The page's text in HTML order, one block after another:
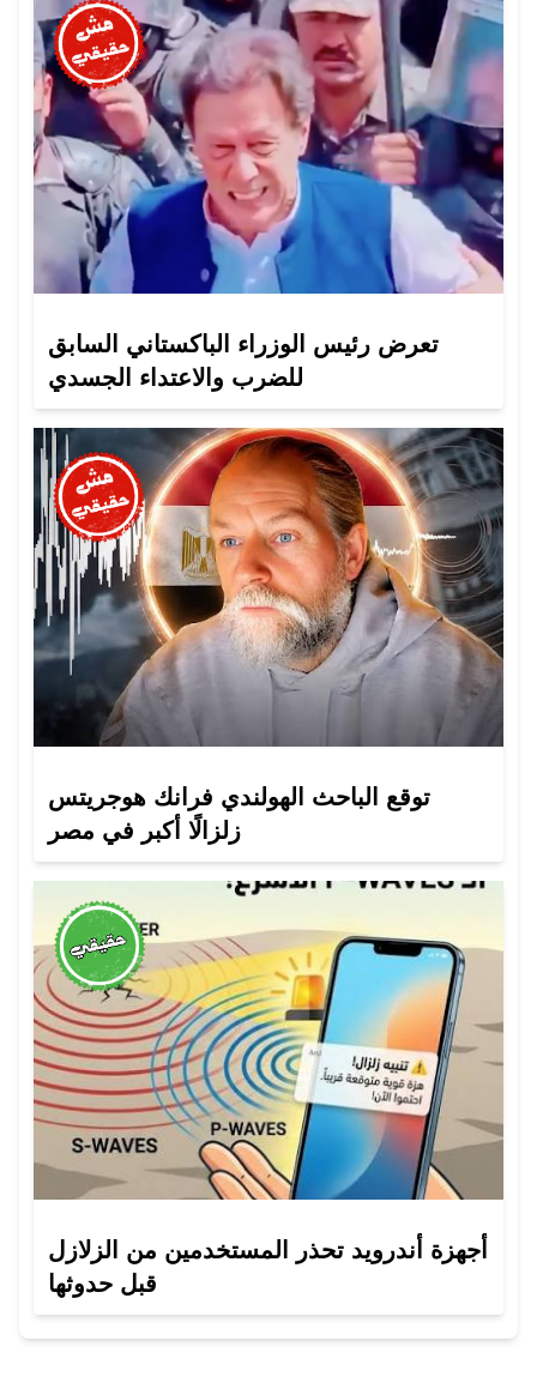
تعرض رئيس الوزراء الباكستاني السابق
للضرب والاعتداء الجسدي
توقع الباحث الهولندي فرانك هوجريتس
زلزالًا أكبر في مصر
أجهزة أندرويد تحذر المستخدمين من الزلازل
قبل حدوثها